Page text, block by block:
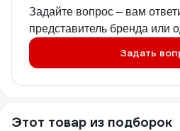
Задайте вопрос – вам
представитель бренда или
Задать
Этот товар из подборок